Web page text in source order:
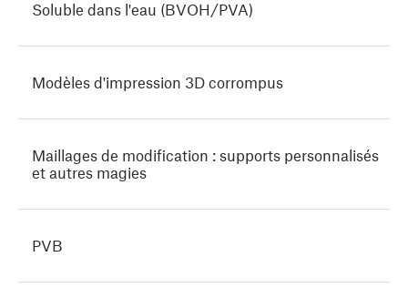
Soluble dans l'eau (BVOH/PVA)
Modèles d'impression 3D corrompus
Maillages de modification : supports personnalisés
et autres magies
PVB